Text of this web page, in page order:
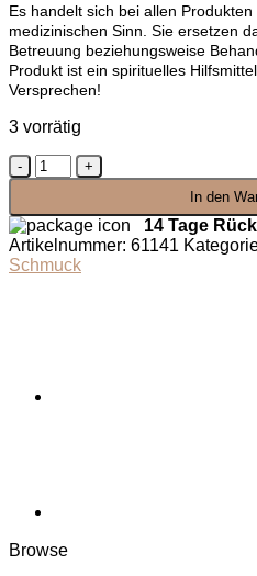
Es handelt sich bei allen
medizinischen Sinn. Sie ersetzen
Betreuung beziehungsweise
Produkt ist ein spirituelles
Versprechen!
3 vorrätig
Ring
weißes
Menge
In den
14 Tage
Artikelnummer: 61141
Schmuck
Browse